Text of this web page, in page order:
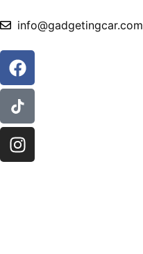
info@gadgetingcar.com